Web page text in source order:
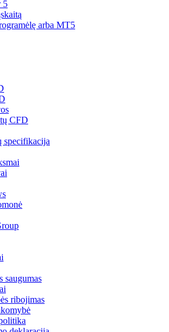
5
arba MT5
CFD
specifikacija
saugumas
ribojimas